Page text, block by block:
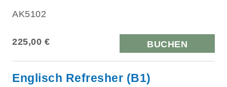
AK5102
225,00 € BUCHEN
Englisch Refresher (B1)